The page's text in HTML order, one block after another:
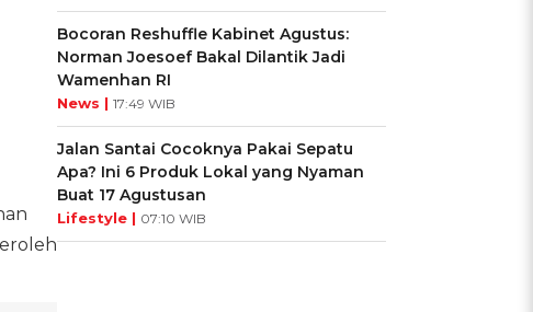
Bocoran Reshuffle Kabinet Agustus:
Norman Joesoef Bakal Dilantik Jadi
Wamenhan RI
News | 17:49 WIB
Jalan Santai Cocoknya Pakai Sepatu
Apa? Ini 6 Produk Lokal yang Nyaman
Buat 17 Agustusan
Lifestyle | 07:10 WIB